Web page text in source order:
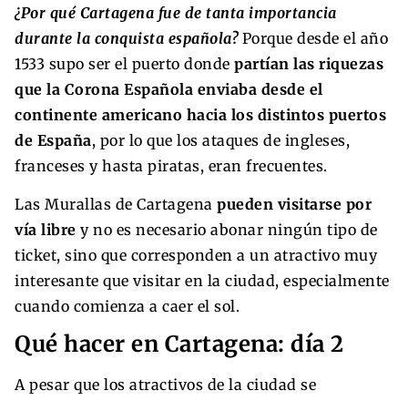
¿Por qué Cartagena fue de tanta importancia
durante la conquista española?Porque desde el año
1533 supo ser el puerto donde partían las riquezas
que la Corona Española enviaba desde el
continente americano hacia los distintos puertos
de España, por lo que los ataques de ingleses,
franceses y hasta piratas, eran frecuentes.
Las Murallas de Cartagena pueden visitarse por
vía libre y no es necesario abonar ningún tipo de
ticket, sino que corresponden a un atractivo muy
interesante que visitar en la ciudad, especialmente
cuando comienza a caer el sol.
Qué hacer en Cartagena: día 2
A pesar que los atractivos de la ciudad se